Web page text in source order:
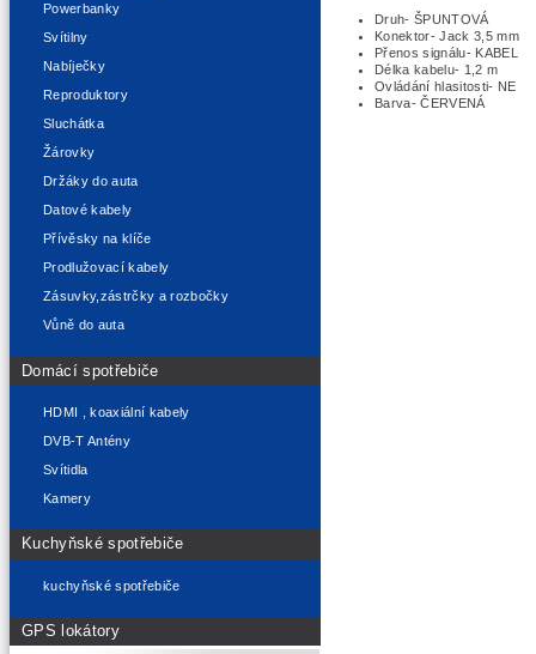
Powerbanky
Svítilny
Nabíječky
Reproduktory
Sluchátka
Žárovky
Držáky do auta
Datové kabely
Přívěsky na klíče
Prodlužovací kabely
Zásuvky,zástrčky a rozbočky
Vůně do auta
Domácí spotřebiče
HDMI , koaxiální kabely
DVB-T Antény
Svítidla
Kamery
Kuchyňské spotřebiče
kuchyňské spotřebiče
GPS lokátory
Druh- ŠPUNTOVÁ
Konektor- Jack 3,5 mm
Přenos signálu- KABEL
Délka kabelu- 1,2 m
Ovládání hlasitosti- NE
Barva- ČERVENÁ